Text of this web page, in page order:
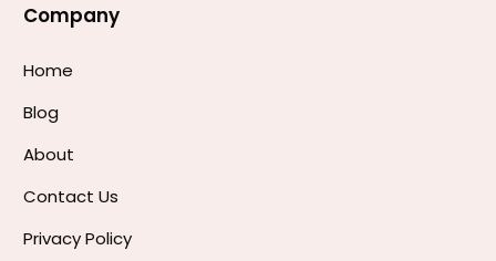
Company
Home
Blog
About
Contact Us
Privacy Policy